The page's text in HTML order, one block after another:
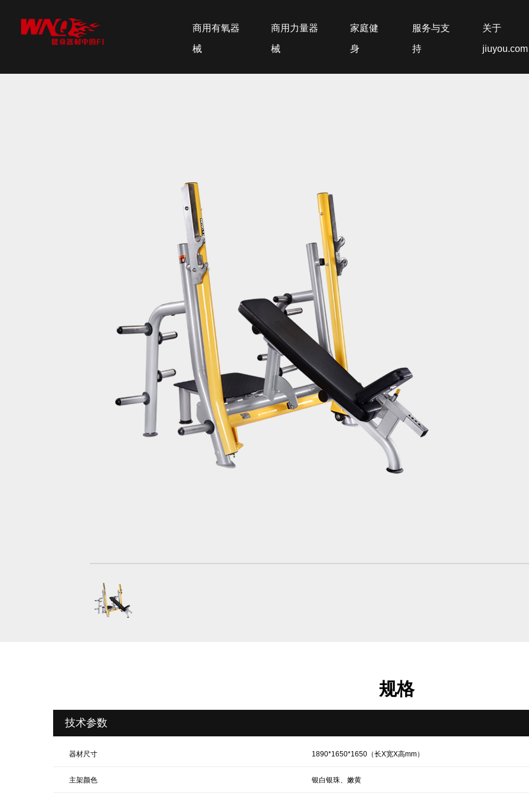
商用有氧器
械
商用力量器
械
家庭健
身
服务与支
持
关于
jiuyou.com
规格
技术参数
器材尺寸 1890*1650*1650（长X宽X高mm）
主架颜色 银白银珠、嫩黄